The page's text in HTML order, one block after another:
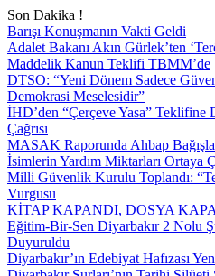
Son Dakika !
Barışı Konuşmanın Vakti Geldi
Adalet Bakanı Akın Gürlek’ten
Maddelik Kanun Teklifi TBMM’de
DTSO: “Yeni Dönem Sadece
Demokrasi Meselesidir”
İHD’den “Çerçeve Yasa”
Çağrısı
MASAK Raporunda Ahbap
İsimlerin Yardım Miktarları Ortaya
Milli Güvenlik Kurulu Toplandı:
Vurgusu
KİTAP KAPANDI, DOSYA
Eğitim-Bir-Sen Diyarbakır 2 Nolu
Duyuruldu
Diyarbakır’ın Edebiyat Hafızası